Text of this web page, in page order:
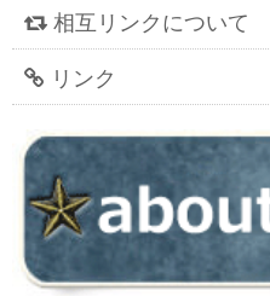
相互リンクについて
リンク